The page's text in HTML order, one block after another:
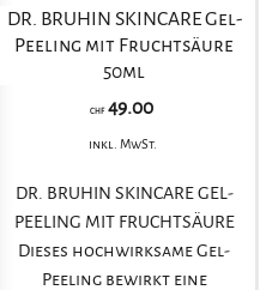
DR. BRUHIN SKINCARE Gel-
Peeling mit Fruchtsäure
50ml
CHF 49.00
inkl. MwSt.
DR. BRUHIN SKINCARE GEL-
PEELING MIT FRUCHTSÄURE
Dieses hochwirksame Gel-
Peeling bewirkt eine